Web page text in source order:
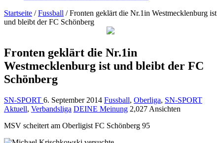
Startseite / Fussball / Fronten geklärt die Nr.1in Westmecklenburg ist
und bleibt der FC Schönberg
Fronten geklärt die Nr.1in
Westmecklenburg ist und bleibt der FC
Schönberg
SN-SPORT 6. September 2014 Fussball, Oberliga, SN-SPORT
Aktuell, Verbandsliga DEINE Meinung 2,027 Ansichten
MSV scheitert am Oberligist FC Schönberg 95